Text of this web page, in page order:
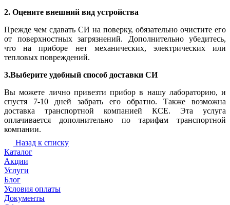
2. Оцените внешний вид устройства
Прежде чем сдавать СИ на поверку, обязательно очистите его
от поверхностных загрязнений. Дополнительно убедитесь,
что на приборе нет механических, электрических или
тепловых повреждений.
3.Выберите удобный способ доставки СИ
Вы можете лично привезти прибор в нашу лабораторию, и
спустя 7-10 дней забрать его обратно. Также возможна
доставка транспортной компанией КСЕ. Эта услуга
оплачивается дополнительно по тарифам транспортной
компании.
Назад к списку
Каталог
Акции
Услуги
Блог
Условия оплаты
Документы